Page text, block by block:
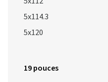
5x114.3
5x120
19 pouces